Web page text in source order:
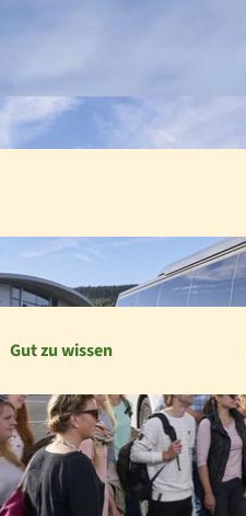
Gut zu wissen